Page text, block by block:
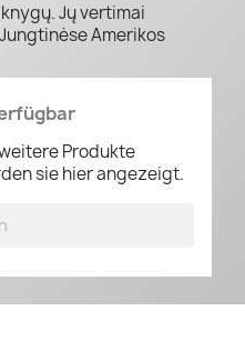
Jų vertimai
Amerikos
Produkte
sie hier angezeigt.